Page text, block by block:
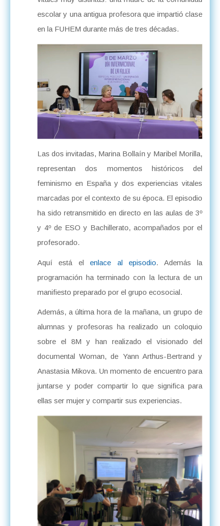
escolar y una antigua profesora que impartió clase
en la FUHEM durante más de tres décadas.
Las dos invitadas, Marina Bollaín y Maribel Morilla,
representan dos momentos históricos del
feminismo en España y dos experiencias vitales
marcadas por el contexto de su época. El episodio
ha sido retransmitido en directo en las aulas de 3º
y 4º de ESO y Bachillerato, acompañados por el
profesorado.
Aquí está elenlace al episodio. Además la
programación ha terminado con la lectura de un
manifiesto preparado por el grupo ecosocial.
Además, a última hora de la mañana, un grupo de
alumnas y profesoras ha realizado un coloquio
sobre el 8M y han realizado el visionado del
documental Woman, de Yann Arthus-Bertrand y
Anastasia Mikova. Un momento de encuentro para
juntarse y poder compartir lo que significa para
ellas ser mujer y compartir sus experiencias.